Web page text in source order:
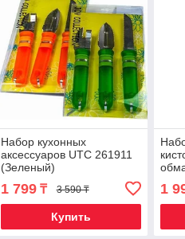
Набор кухонных
аксессуаров UTC 261911
(Зеленый)
1 799₸ 3 590 ₸
Купить
1